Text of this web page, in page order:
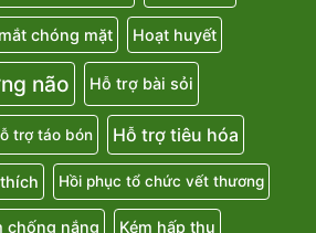
men gan Hen suyễn
chóng mặt Hoạt huyết
não Hỗ trợ bài sỏi
trợ táo bón Hỗ trợ tiêu hóa
Hồi phục tổ chức vết thương